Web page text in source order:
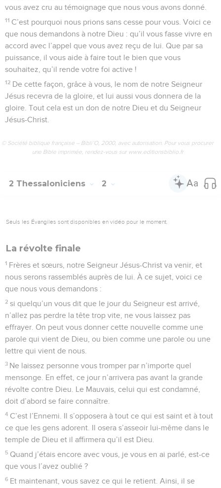
vous avez cru au témoignage que nous vous avons donné.
11 C’est pourquoi nous prions sans cesse pour vous. Voici ce
que nous demandons à notre Dieu : qu’il vous fasse vivre en
accord avec l’appel que vous avez reçu de lui. Que par sa
puissance, il vous aide à faire tout le bien que vous
souhaitez, qu’il rende votre foi active !
12 De cette façon, grâce à vous, le nom de notre Seigneur
Jésus recevra de la gloire, et lui aussi vous donnera de la
gloire. Tout cela est un don de notre Dieu et du Seigneur
Jésus-Christ.
© Société biblique française – Bibli’O, 2000, avec autorisation. Pour vous procurer
une Bible imprimée, rendez-vous sur www.editionsbiblio.fr
2 Thessaloniciens 2
Seuls les Évangiles sont disponibles en vidéo pour le moment.
La révolte finale
1 Frères et sœurs, notre Seigneur Jésus-Christ va venir, et
nous serons rassemblés auprès de lui. À ce sujet, voici ce
que nous vous demandons :
2 si quelqu’un vous dit que le jour du Seigneur est arrivé,
n’allez pas perdre la tête trop vite, ne vous laissez pas
effrayer. On peut vous donner cette nouvelle comme une
parole qui vient de Dieu, ou bien comme une parole ou une
lettre qui vient de nous.
3 Ne laissez personne vous tromper par n’importe quel
mensonge. En effet, ce jour n’arrivera pas avant la grande
révolte contre Dieu. Le Mauvais, celui qui est condamné,
doit d’abord se faire connaître.
4 C’est l’Ennemi. Il s’opposera à tout ce qui est saint et à tout
ce que les gens adorent. Il osera s’asseoir lui-même dans le
temple de Dieu et il affirmera qu’il est Dieu.
5 Quand j’étais encore avec vous, je vous en ai parlé, est-ce
que vous l’avez oublié ?
6 Et maintenant, vous savez ce qui le retient. Ainsi, il se